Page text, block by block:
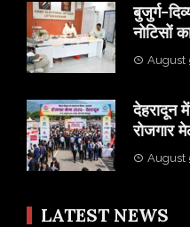
बुजुर्ग-
नोटिसों
August
​देहरादून
रोजगार
August
LATEST NEWS